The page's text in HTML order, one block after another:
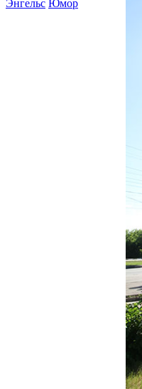
Энгельс Юмор